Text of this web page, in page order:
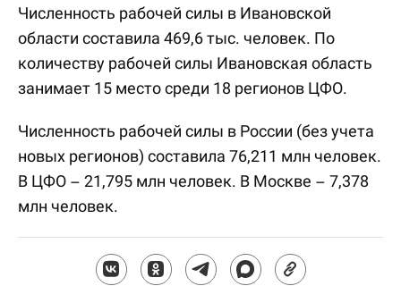
Численность рабочей силы в Ивановской
области составила 469,6 тыс. человек. По
количеству рабочей силы Ивановская область
занимает 15 место среди 18 регионов ЦФО.
Численность рабочей силы в России (без учета
новых регионов) составила 76,211 млн человек.
В ЦФО – 21,795 млн человек. В Москве – 7,378
млн человек.